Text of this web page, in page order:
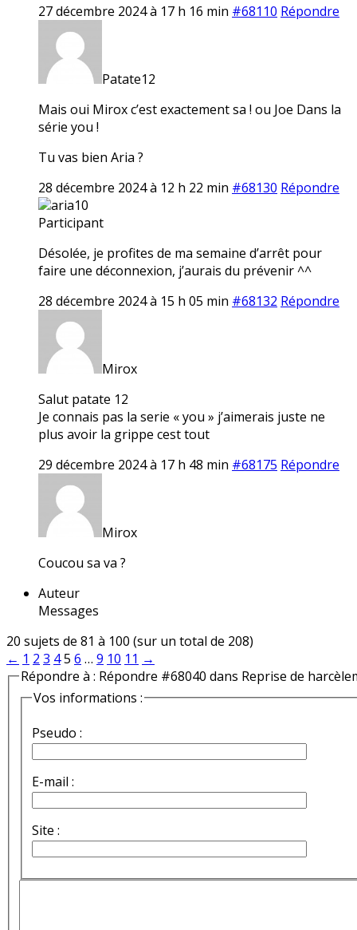
27 décembre 2024 à 17 h 16 min #68110 Répondre
Patate12
Mais oui Mirox c’est exactement sa ! ou Joe Dans la
série you !
Tu vas bien Aria ?
28 décembre 2024 à 12 h 22 min #68130 Répondre
aria10
Participant
Désolée, je profites de ma semaine d’arrêt pour
faire une déconnexion, j’aurais du prévenir ^^
28 décembre 2024 à 15 h 05 min #68132 Répondre
Mirox
Salut patate 12
Je connais pas la serie « you » j’aimerais juste ne
plus avoir la grippe cest tout
29 décembre 2024 à 17 h 48 min #68175 Répondre
Mirox
Coucou sa va ?
Auteur
Messages
20 sujets de 81 à 100 (sur un total de 208)
← 1 2 3 45 6 … 9 10 11 →
Répondre à : Répondre #68040 dans Reprise de
Vos informations :
Pseudo :
E-mail :
Site :